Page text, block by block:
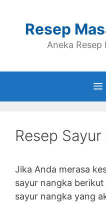
contentResep
Aneka Resep
Resep
Jika Anda merasa
sayur nangka
sayur nangka yang